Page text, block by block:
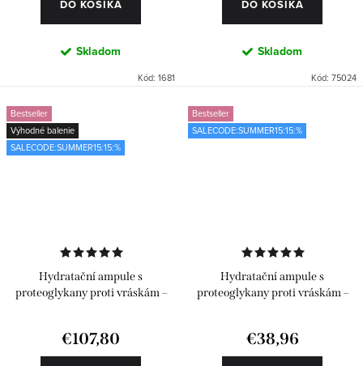
DO KOŠÍKA
Skladom
Kód: 1681
DO KOŠÍKA
Skladom
Kód: 75024
Bestseller
Výhodné balenie
SALECODE:SUMMER15:15:%
Hydratační ampule s
proteoglykany proti vráskám –
€107,80
Bestseller
SALECODE:SUMMER15:15:%
Hydratační ampule s
proteoglykany proti vráskám –
€38,96